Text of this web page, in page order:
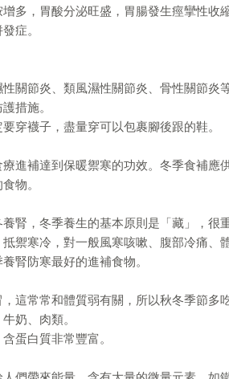
多，胃酸分泌旺盛，胃腸發生痙攣性收
症。
關節炎、類風濕性關節炎、骨性關節炎
措施。
穿襪子，盡量穿可以包裹腳後跟的鞋。
進補達到保暖禦寒的功效。冬季食補應
物。
腎，冬季養生的基本原則是「藏」，很
禦寒冷，對一般風寒咳嗽、腹部冷痛、
腎防寒最好的進補食物。
這常常和體質弱有關，所以秋冬季節多
奶、肉類。
蛋白質非常豐富。